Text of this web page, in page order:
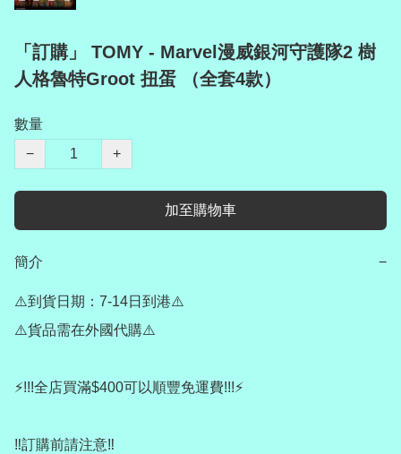
「訂購」 TOMY - Marvel漫威銀河守護隊2 樹
人格魯特Groot 扭蛋 （全套4款）
數量
−
+
加至購物車
簡介 −
⚠️到貨日期：7-14日到港⚠️
⚠️貨品需在外國代購⚠️
⚡️!!!全店買滿$400可以順豐免運費!!!⚡️
‼️訂購前請注意‼️